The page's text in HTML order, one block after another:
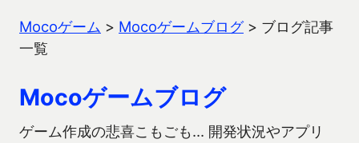
Mocoゲーム > Mocoゲームブログ> ブログ記事
一覧
Mocoゲームブログ
ゲーム作成の悲喜こもごも… 開発状況やアプリ